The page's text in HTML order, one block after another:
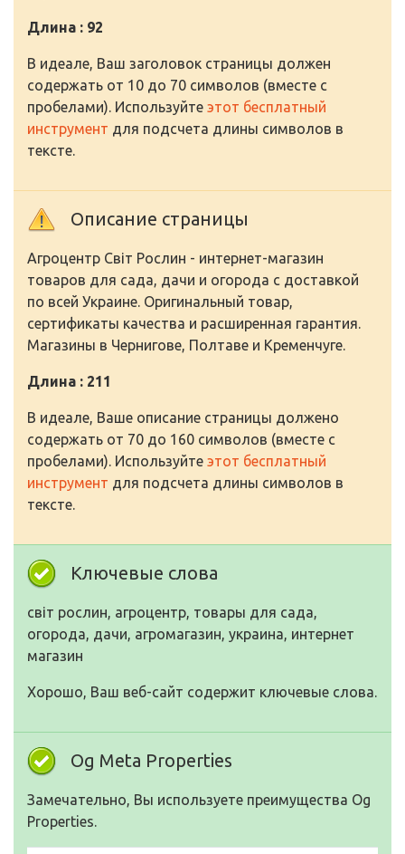
Длина : 92
В идеале, Ваш заголовок страницы должен
содержать от 10 до 70 символов (вместе с
пробелами). Используйте этот бесплатный
инструмент для подсчета длины символов в
тексте.
Описание страницы
Агроцентр Світ Рослин - интернет-магазин
товаров для сада, дачи и огорода с доставкой
по всей Украине. Оригинальный товар,
сертификаты качества и расширенная гарантия.
Магазины в Чернигове, Полтаве и Кременчуге.
Длина : 211
В идеале, Ваше описание страницы должено
содержать от 70 до 160 символов (вместе с
пробелами). Используйте этот бесплатный
инструмент для подсчета длины символов в
тексте.
Ключевые слова
світ рослин, агроцентр, товары для сада,
огорода, дачи, агромагазин, украина, интернет
магазин
Хорошо, Ваш веб-сайт содержит ключевые слова.
Og Meta Properties
Замечательно, Вы используете преимущества Og
Properties.